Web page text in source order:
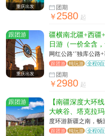
重庆出发 团期
￥2580 起
跟团游
重庆出发
疆横南北疆+西疆
日游（一价全含
网红公路‘’独库公路
打磨，为您呈现不一
跟团游 纯玩游 全程0
团期
￥2980 起
跟团游
【南疆深度大环
大峡谷、塔克拉
度环游新疆之南，
穿越塔克拉玛干沙漠
跟团游 纯玩游 全程0